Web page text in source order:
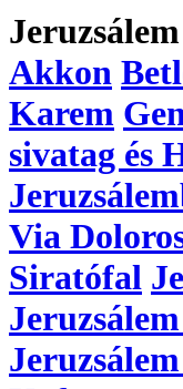
Akkon
Karem
sivatag és
Via
Siratófal